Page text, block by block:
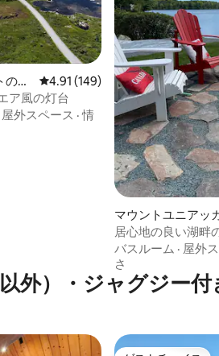
評価
一
レビュー149件、5つ星中4.91つ
4.91 (149)
ア風の灯台
屋外スペース ·情
マウントユニアッ
居心地の良い湖畔
バスルーム · 屋外
さ
外）・ジャグジー